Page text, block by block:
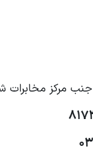
مرکز مخابرات